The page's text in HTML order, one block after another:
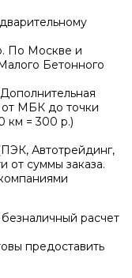
По Москве и
Бетонного
от МБК до точки
км = 300 р.)
Автотрейдинг,
от суммы заказа.
расчет
предоставить